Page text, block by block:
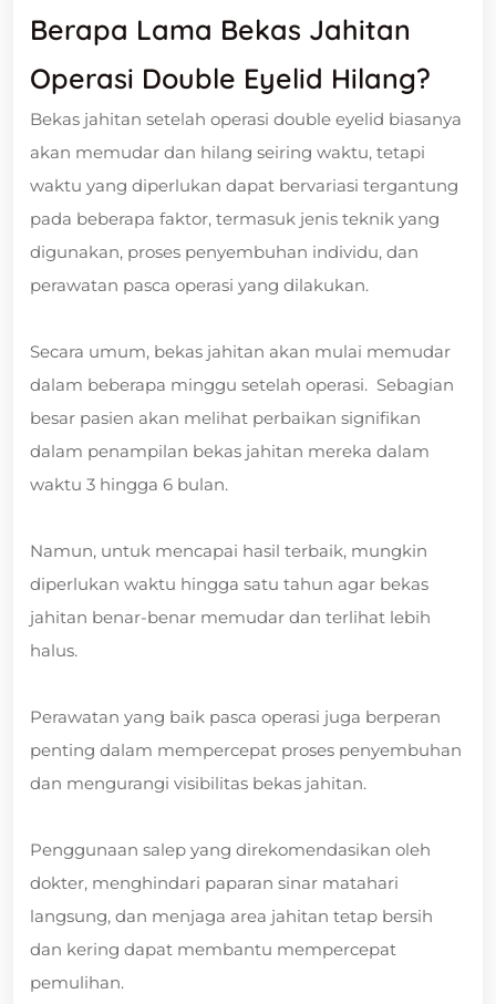
Berapa Lama Bekas Jahitan
Operasi Double Eyelid Hilang?
Bekas jahitan setelah operasi double eyelid biasanya
akan memudar dan hilang seiring waktu, tetapi
waktu yang diperlukan dapat bervariasi tergantung
pada beberapa faktor, termasuk jenis teknik yang
digunakan, proses penyembuhan individu, dan
perawatan pasca operasi yang dilakukan.
Secara umum, bekas jahitan akan mulai memudar
dalam beberapa minggu setelah operasi. Sebagian
besar pasien akan melihat perbaikan signifikan
dalam penampilan bekas jahitan mereka dalam
waktu 3 hingga 6 bulan.
Namun, untuk mencapai hasil terbaik, mungkin
diperlukan waktu hingga satu tahun agar bekas
jahitan benar-benar memudar dan terlihat lebih
halus.
Perawatan yang baik pasca operasi juga berperan
penting dalam mempercepat proses penyembuhan
dan mengurangi visibilitas bekas jahitan.
Penggunaan salep yang direkomendasikan oleh
dokter, menghindari paparan sinar matahari
langsung, dan menjaga area jahitan tetap bersih
dan kering dapat membantu mempercepat
pemulihan.